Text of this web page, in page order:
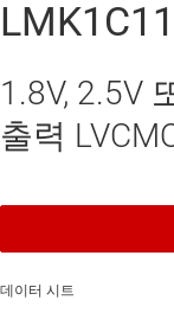
1.8V, 2.5V
출력
데이터 시트